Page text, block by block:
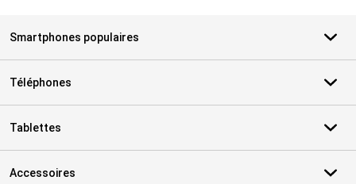
Smartphones populaires
Téléphones
Tablettes
Accessoires